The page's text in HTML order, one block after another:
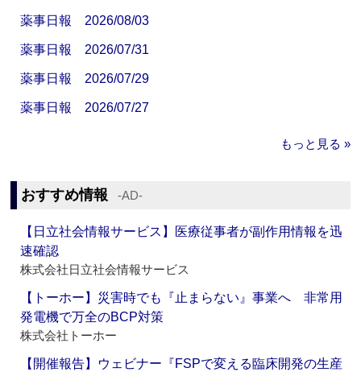
薬事日報 2026/08/03
薬事日報 2026/07/31
薬事日報 2026/07/29
薬事日報 2026/07/27
もっと見る »
おすすめ情報 ‐AD‐
【日立社会情報サービス】医療従事者が副作用情報を迅
速確認
株式会社日立社会情報サービス
【トーホー】災害時でも『止まらない』事業へ 非常用
発電機で万全のBCP対策
株式会社トーホー
【開催報告】ウェビナー『FSPで変える臨床開発の生産